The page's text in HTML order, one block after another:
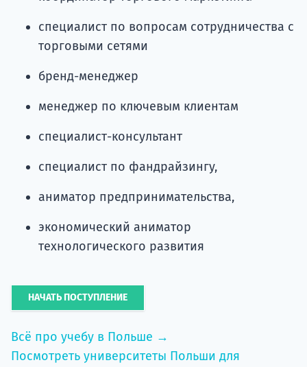
специалист по вопросам сотрудничества с
торговыми сетями
бренд-менеджер
менеджер по ключевым клиентам
специалист-консультант
специалист по фандрайзингу,
аниматор предпринимательства,
экономический аниматор
технологического развития
НАЧАТЬ ПОСТУПЛЕНИЕ
Всё про учебу в Польше →
Посмотреть университеты Польши для